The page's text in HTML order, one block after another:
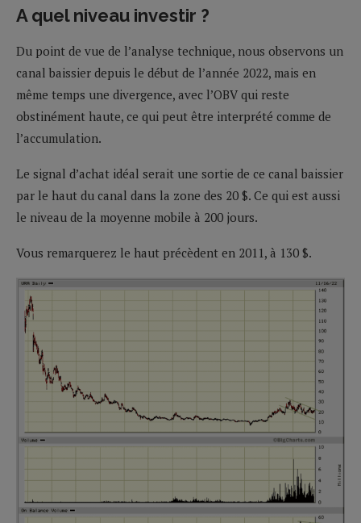
A quel niveau investir ?
Du point de vue de l’analyse technique, nous observons un
canal baissier depuis le début de l’année 2022, mais en
même temps une divergence, avec l’OBV qui reste
obstinément haute, ce qui peut être interprété comme de
l’accumulation.
Le signal d’achat idéal serait une sortie de ce canal baissier
par le haut du canal dans la zone des 20 $. Ce qui est aussi
le niveau de la moyenne mobile à 200 jours.
Vous remarquerez le haut précèdent en 2011, à 130 $.